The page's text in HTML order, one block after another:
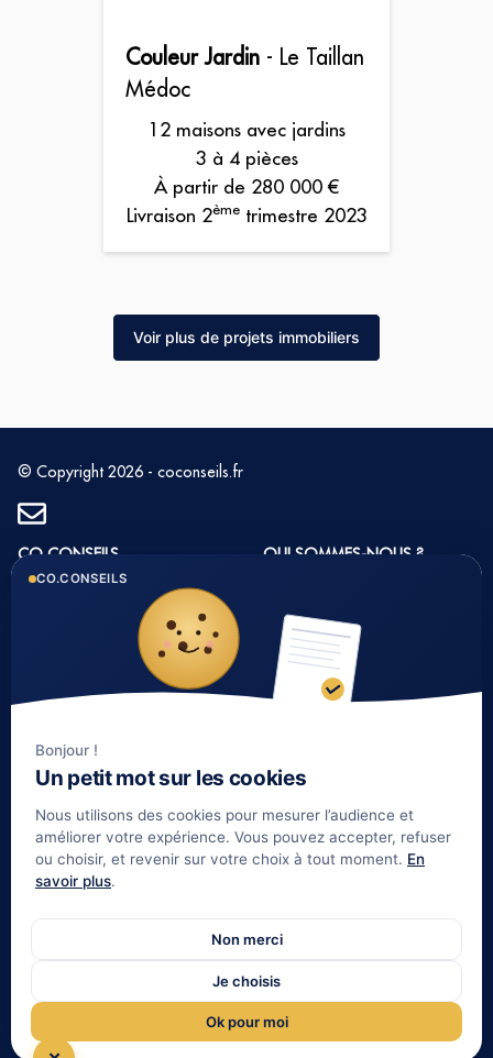
Couleur Jardin - Le Taillan
Médoc
12 maisons avec jardins
3 à 4 pièces
À partir de 280 000 €
Livraison 2èmetrimestre 2023
Voir plus de projets immobiliers
© Copyright 2026 - coconseils.fr
CO CONSEILS
1 rue du Golf 33 700
Tél : 05 35 54 22 54
QUI SOMMES-NOUS ?
Notre équipe
Nos partenaires
Notre méthode
LIENS UTILES
Informations complémentaires
Mentions légales
Gestion de patrimoine Bordeaux
Notre indépendance
Gestion de patrimoine La Réunion
CO.CONSEILS
Bonjour !
Un petit mot sur les cookies
Nous utilisons des cookies pour mesurer l’audience et
améliorer votre expérience. Vous pouvez accepter, refuser
ou choisir, et revenir sur votre choix à tout moment. En
savoir plus.
Non merci
Je choisis
Ok pour moi